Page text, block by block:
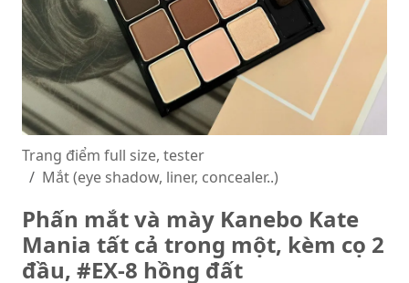
Trang điểm full size, tester
Mắt (eye shadow, liner, concealer..)
Phấn mắt và mày Kanebo Kate
Mania tất cả trong một, kèm cọ 2
đầu, #EX-8 hồng đất